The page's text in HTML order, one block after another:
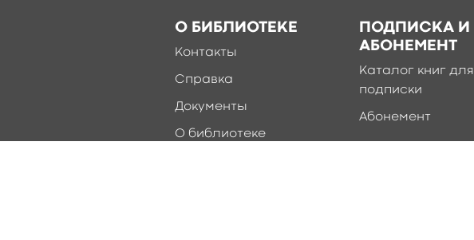
О БИБЛИОТЕКЕ
Контакты
Справка
Документы
О библиотеке
ПОДПИСКА И
АБОНЕМЕНТ
Каталог книг для
подписки
Абонемент